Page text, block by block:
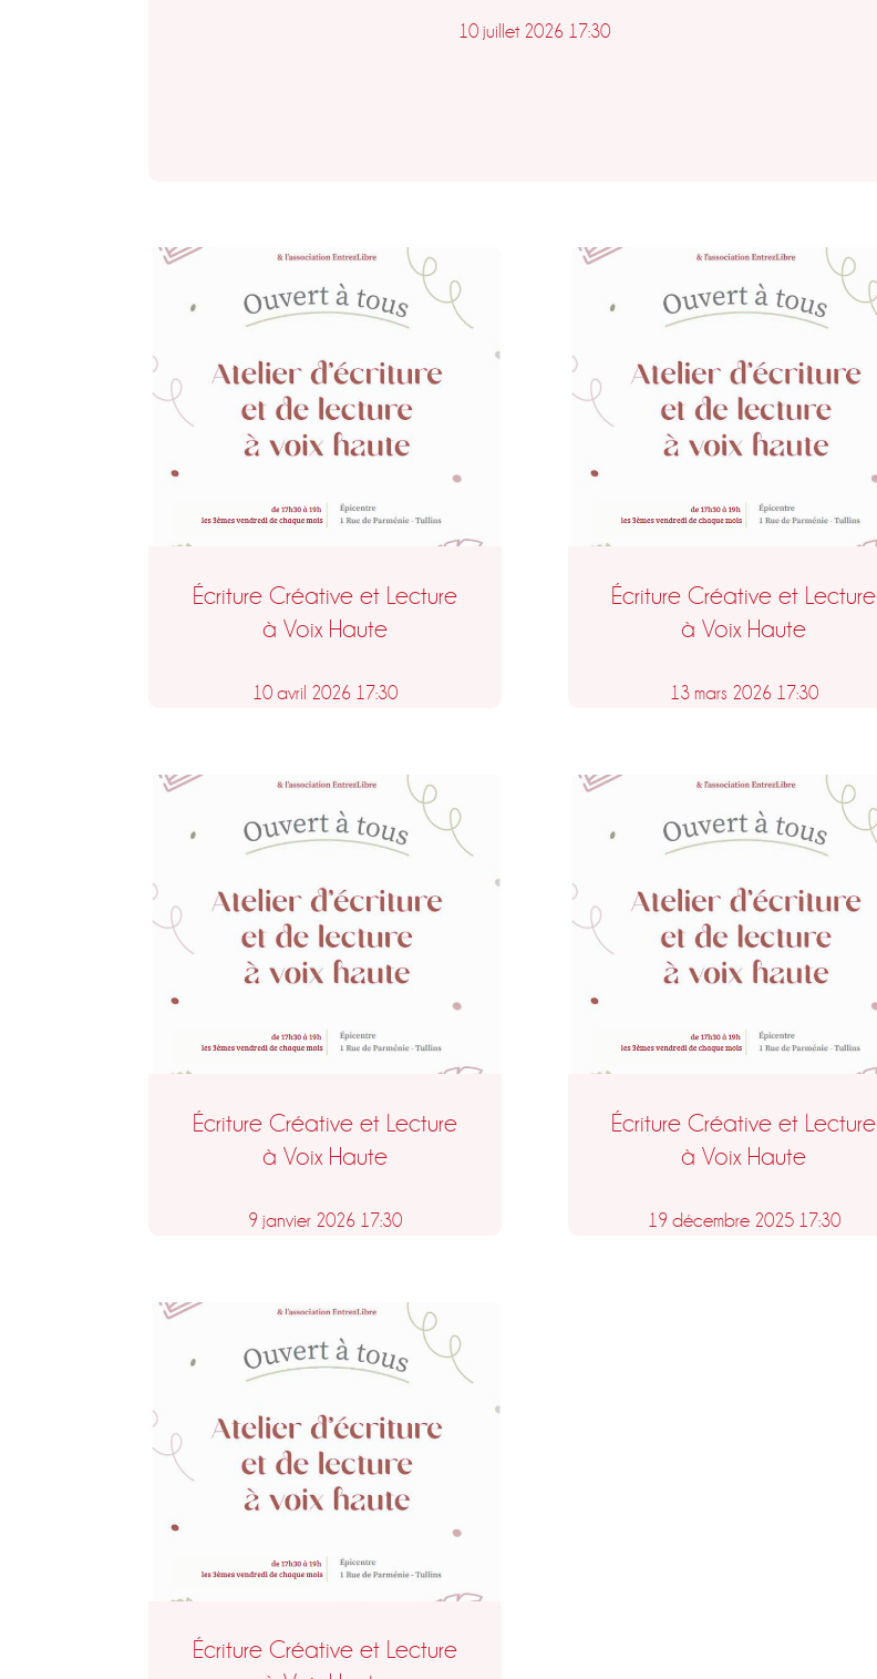
10 juillet 2026 17:30
Écriture Créative et Lecture
à Voix Haute
10 avril 2026 17:30
Écriture Créative et Lecture
à Voix Haute
13 mars 2026 17:30
Écriture Créative et Lecture
à Voix Haute
9 janvier 2026 17:30
Écriture Créative et Lecture
à Voix Haute
19 décembre 2025 17:30
Écriture Créative et Lecture